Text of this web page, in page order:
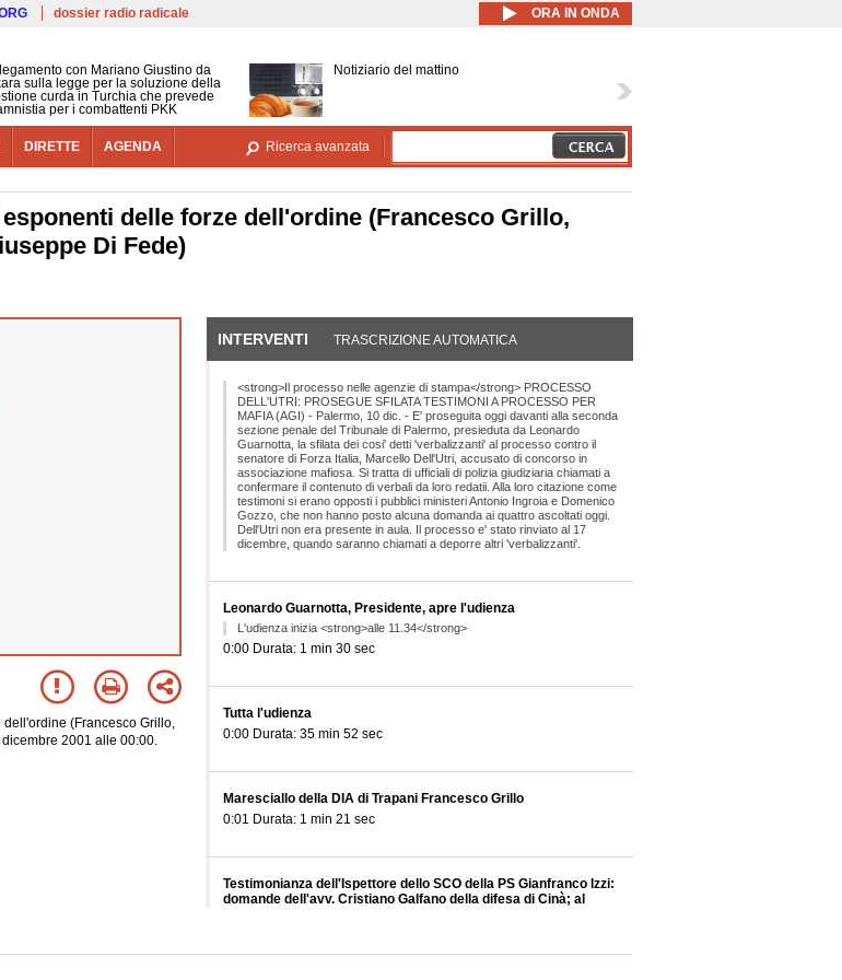
Salta al contenuto principale
dossier radio radicale ORA IN ONDA
con Mariano Giustino da
sulla legge per la soluzione della
curda in Turchia che prevede
per i combattenti PKK
Notiziario del mattino
DIRETTE AGENDA Ricerca avanzata
delle forze dell'ordine (Francesco Grillo,
Di Fede)
(Francesco Grillo,
2001 alle 00:00.
INTERVENTI (SCHEDA ATTIVA)
TRASCRIZIONE AUTOMATICA
<strong>Il processo nelle agenzie di stampa</strong> PROCESSO
DELL'UTRI: PROSEGUE SFILATA TESTIMONI A PROCESSO PER
MAFIA (AGI) - Palermo, 10 dic. - E' proseguita oggi davanti alla seconda
sezione penale del Tribunale di Palermo, presieduta da Leonardo
Guarnotta, la sfilata dei cosi' detti 'verbalizzanti' al processo contro il
senatore di Forza Italia, Marcello Dell'Utri, accusato di concorso in
associazione mafiosa. Si tratta di ufficiali di polizia giudiziaria chiamati a
confermare il contenuto di verbali da loro redatii. Alla loro citazione come
testimoni si erano opposti i pubblici ministeri Antonio Ingroia e Domenico
Gozzo, che non hanno posto alcuna domanda ai quattro ascoltati oggi.
Dell'Utri non era presente in aula. Il processo e' stato rinviato al 17
dicembre, quando saranno chiamati a deporre altri 'verbalizzanti'.
Leonardo Guarnotta, Presidente, apre l'udienza
L'udienza inizia <strong>alle 11.34</strong>
0:00 Durata: 1 min 30 sec
Tutta l'udienza
0:00 Durata: 35 min 52 sec
Maresciallo della DIA di Trapani Francesco Grillo
0:01 Durata: 1 min 21 sec
Testimonianza dell'Ispettore dello SCO della PS Gianfranco Izzi:
domande dell'avv. Cristiano Galfano della difesa di Cinà; al
0:03 Durata: 6 min 26 sec